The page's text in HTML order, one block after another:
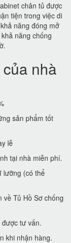
chân tủ được
tiện trong việc di
năng đóng mở
năng chống
nhà
sản phẩm tốt
lễ
tại nhà miễn phí.
lưỡng (có thể
về Tủ Hồ Sơ chống
được tư vấn.
khi nhận hàng.